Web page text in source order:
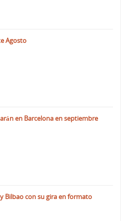
Agosto
en Barcelona en septiembre
Bilbao con su gira en formato